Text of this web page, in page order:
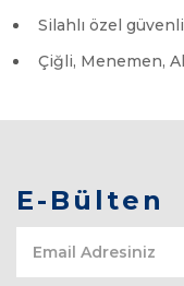
Silahlı özel
Çiğli, Menemen,
E-Bülten